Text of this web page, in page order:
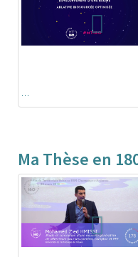
...
Ma Thèse en